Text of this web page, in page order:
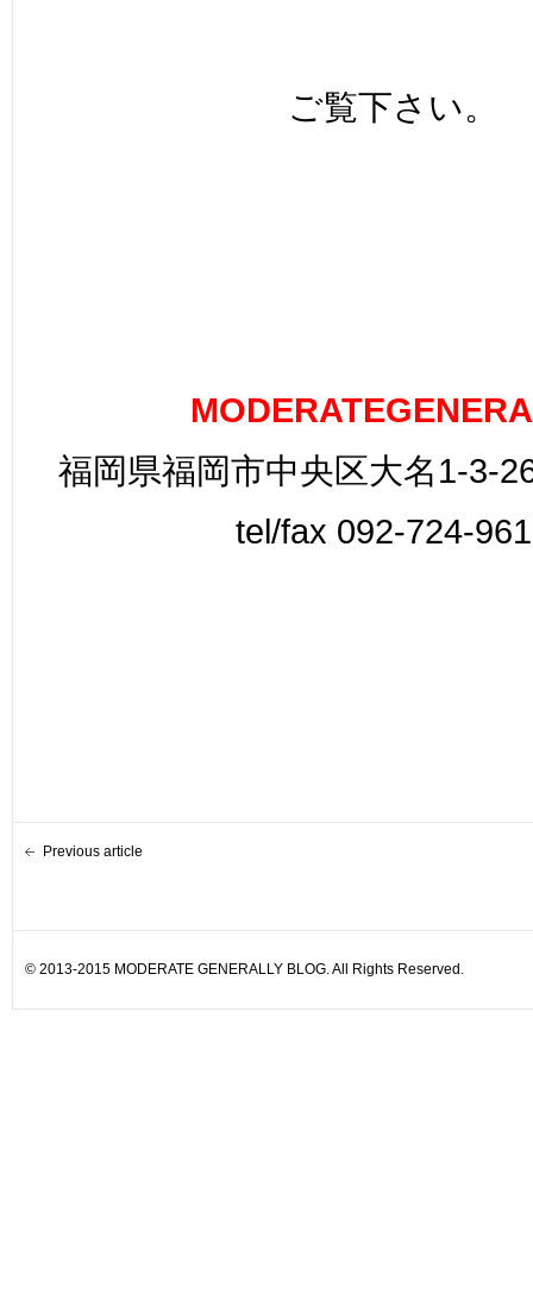
ご覧下さい。
福岡県福岡市中央区大名1-3-
tel/fax 092-724-
Previous article
© 2013-2015 MODERATE GENERALLY BLOG. All Rights Reserved.